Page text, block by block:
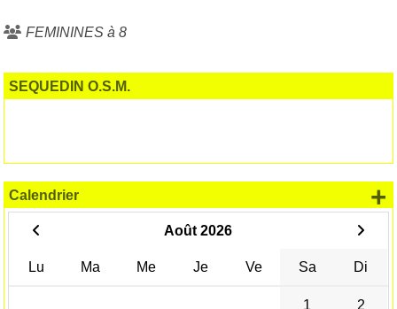
FEMININES à 8
SEQUEDIN O.S.M.
Calendrier
Août 2026
Lu Ma Me Je Ve Sa Di
1 2
+